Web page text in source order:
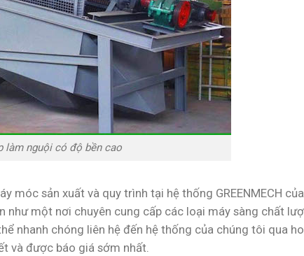
làm nguội có độ bền cao
móc sản xuất và quy trình tại hệ thống GREENMECH của
như một nơi chuyên cung cấp các loại máy sàng chất
nhanh chóng liên hệ đến hệ thống của chúng tôi qua
và được báo giá sớm nhất.